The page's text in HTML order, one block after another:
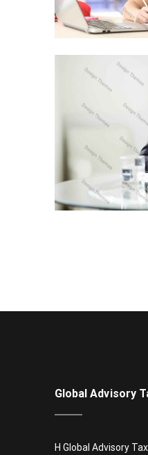
Global Advisory
Η Global Advisory